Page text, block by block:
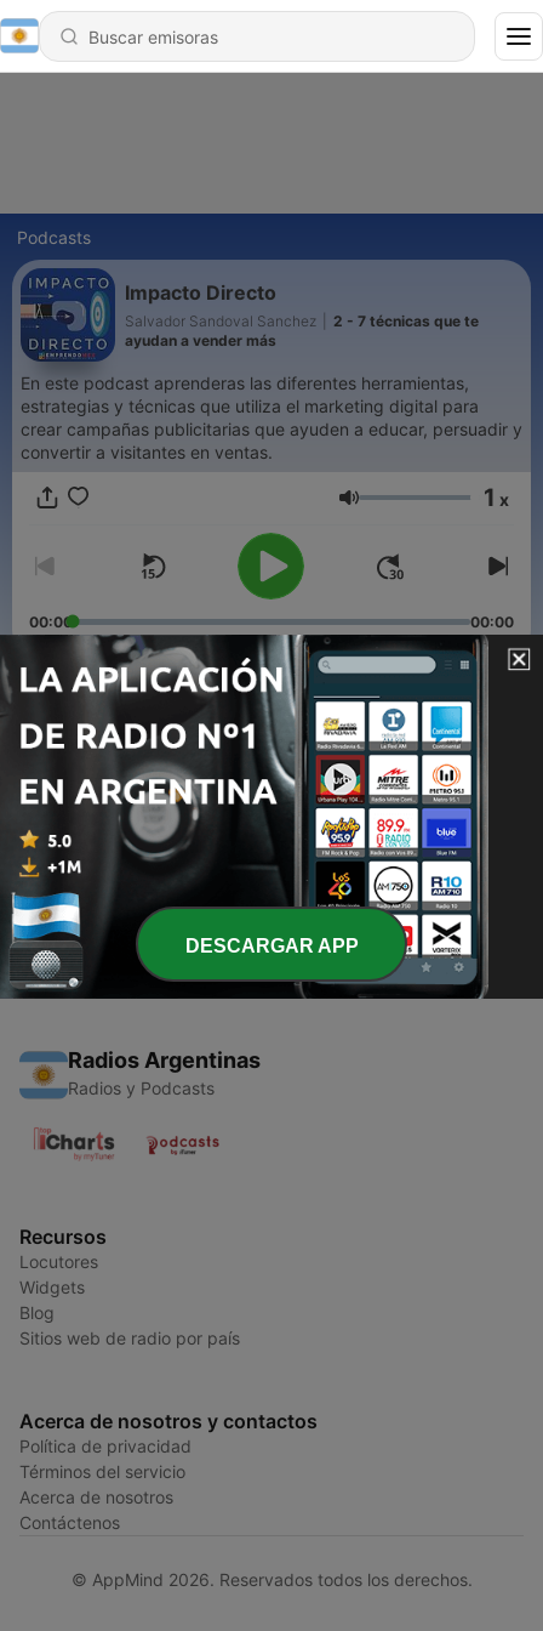
Podcasts
Impacto Directo
Salvador Sandoval Sanchez
2 - 7 técnicas que te
ayudan a vender más
En este podcast aprenderas las diferentes herramientas,
estrategias y técnicas que utiliza el marketing digital para
crear campañas publicitarias que ayuden a educar, persuadir y
convertir a visitantes en ventas.
Volumen 1 x
00:00 00:00
- 7 técnicas que te ayudan a vender más
04 mar. 2020
1 - Herramientas y Estrategias Para Tu Campaña de
Marketing Digital
27 feb. 2020
Radios Argentinas
Radios y Podcasts
Recursos
Locutores
Widgets
Blog
Sitios web de radio por país
Acerca de nosotros y contactos
Política de privacidad
Términos del servicio
Acerca de nosotros
Contáctenos
© AppMind 2026. Reservados todos los derechos.
DESCARGAR APP